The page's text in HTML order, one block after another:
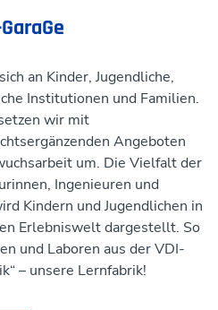
an Kinder, Jugendliche,
Institutionen und Familien.
wir mit
Angeboten
um. Die Vielfalt der
Ingenieuren und
Kindern und Jugendlichen in
Erlebniswelt dargestellt. So
und Laboren aus der VDI-
– unsere Lernfabrik!